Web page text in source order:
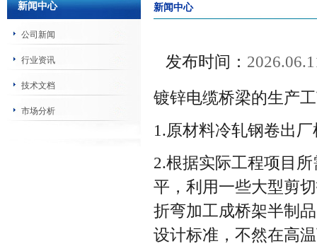
新闻中心
公司新闻
行业资讯
技术文档
市场分析
新闻中心
发布时间：
镀锌电缆桥梁的生产
1.原材料冷轧钢卷出
2.根据实际工程项目
平，利用一些大型剪
折弯加工成桥架半制
设计标准，不然在高